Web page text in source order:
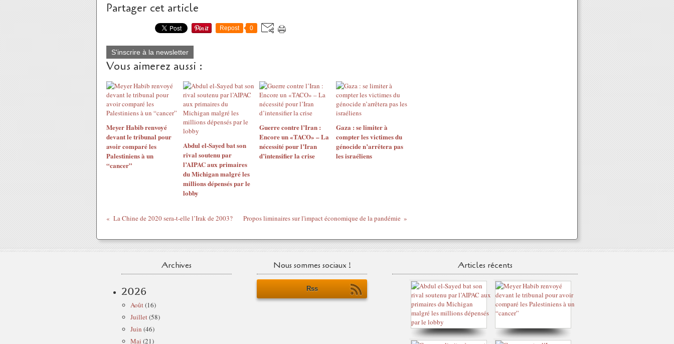
Partager cet article
Repost 0
S'inscrire à la newsletter
Vous aimerez aussi :
Meyer Habib renvoyé
devant le tribunal pour
avoir comparé les
Palestiniens à un
“cancer”
Abdul el-Sayed bat son
rival soutenu par
l’AIPAC aux primaires
du Michigan malgré les
millions dépensés par le
lobby
Guerre contre l’Iran :
Encore un «TACO» – La
nécessité pour l’Iran
d’intensifier la crise
Gaza : se limiter à
compter les victimes du
génocide n’arrêtera pas
les israéliens
La Chine de 2020 sera-t-elle l’Irak de 2003? Propos liminaires sur l'impact économique de la pandémie
Archives
2026
Août(16)
Juillet(58)
Juin (46)
Mai (21)
Nous sommes sociaux !
Rss
Articles récents